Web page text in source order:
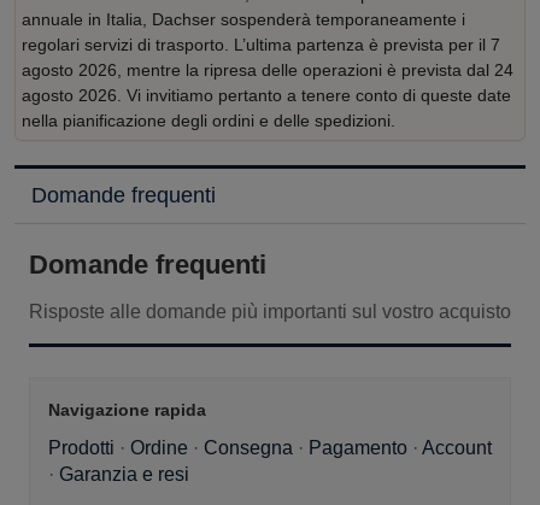
annuale in Italia, Dachser sospenderà temporaneamente i
regolari servizi di trasporto. L’ultima partenza è prevista per il 7
agosto 2026, mentre la ripresa delle operazioni è prevista dal 24
agosto 2026. Vi invitiamo pertanto a tenere conto di queste date
nella pianificazione degli ordini e delle spedizioni.
Domande frequenti
Domande frequenti
Risposte alle domande più importanti sul vostro acquisto
Navigazione rapida
Prodotti · Ordine · Consegna · Pagamento · Account
· Garanzia e resi